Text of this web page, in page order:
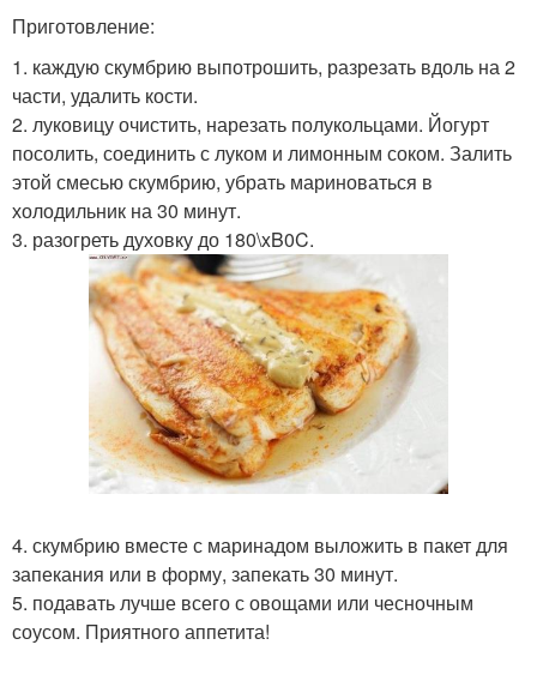
Приготовление:
1. каждую скумбрию выпотрошить, разрезать вдоль на 2
части, удалить кости.
2. луковицу очистить, нарезать полукольцами. Йогурт
посолить, соединить с луком и лимонным соком. Залить
этой смесью скумбрию, убрать мариноваться в
холодильник на 30 минут.
3. разогреть духовку до 180\xB0C.
4. скумбрию вместе с маринадом выложить в пакет для
запекания или в форму, запекать 30 минут.
5. подавать лучше всего с овощами или чесночным
соусом. Приятного аппетита!